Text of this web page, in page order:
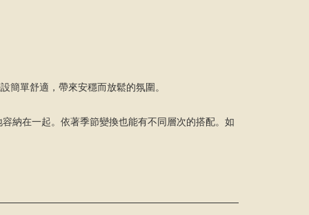
簡單舒適，帶來安穩而放鬆的氛圍。
納在一起。依著季節變換也能有不同層次的搭配。如